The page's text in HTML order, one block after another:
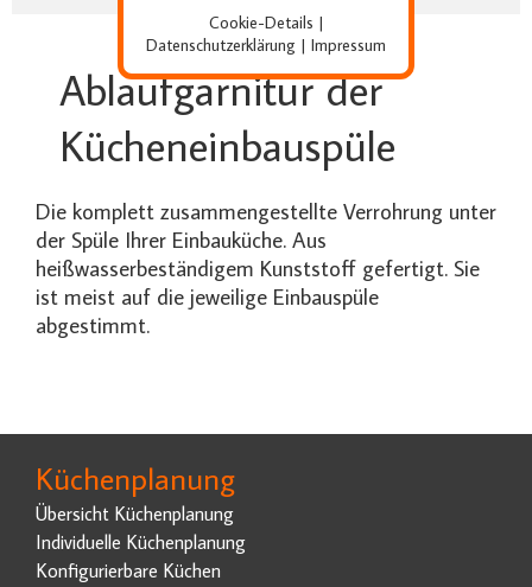
Ablaufgarnitur der
Kücheneinbauspüle
Die komplett zusammengestellte Verrohrung unter
der Spüle Ihrer Einbauküche. Aus
heißwasserbeständigem Kunststoff gefertigt. Sie
ist meist auf die jeweilige Einbauspüle
abgestimmt.
Küchenplanung
Übersicht Küchenplanung
Individuelle Küchenplanung
Konfigurierbare Küchen
Cookie-Details |
Datenschutzerklärung | Impressum